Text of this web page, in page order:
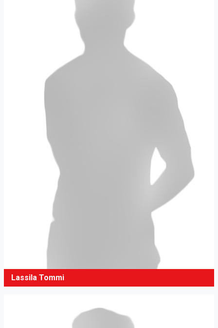
Lassila Tommi